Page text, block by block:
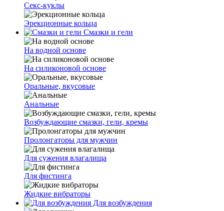
Секс-куклы
Эрекционные кольца
Смазки и гели
На водной основе
На силиконовой основе
Оральные, вкусовые
Анальные
Возбуждающие смазки, гели, кремы
Пролонгаторы для мужчин
Для сужения влагалища
Для фистинга
Жидкие вибраторы
Для возбуждения